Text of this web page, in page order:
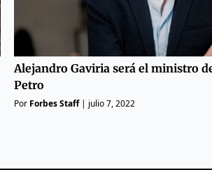
Alejandro Gaviria será el ministro
Petro
Por Forbes Staff| julio 7, 2022